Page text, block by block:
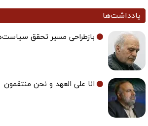
یادداشت‌ها
بازطراحی مسیر تحقق
انا علی العهد و نحن منتقمون